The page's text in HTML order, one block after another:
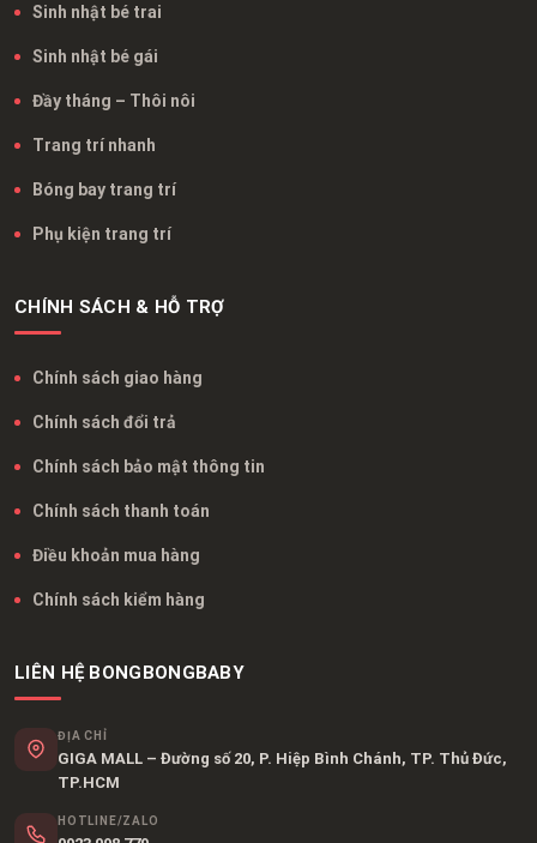
Sinh nhật bé trai
Sinh nhật bé gái
Đầy tháng – Thôi nôi
Trang trí nhanh
Bóng bay trang trí
Phụ kiện trang trí
CHÍNH SÁCH & HỖ TRỢ
Chính sách giao hàng
Chính sách đổi trả
Chính sách bảo mật thông tin
Chính sách thanh toán
Điều khoản mua hàng
Chính sách kiểm hàng
LIÊN HỆ BONGBONGBABY
ĐỊA CHỈ
GIGA MALL – Đường số 20, P. Hiệp Bình Chánh, TP. Thủ Đức,
TP.HCM
HOTLINE/ZALO